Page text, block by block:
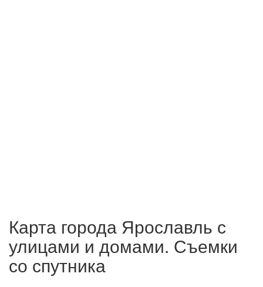
Карта города Ярославль с
улицами и домами. Съемки
со спутника